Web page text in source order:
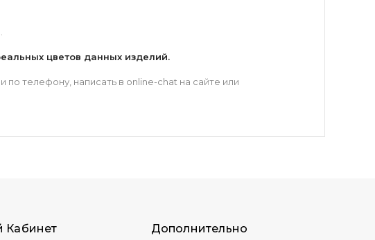
цветов данных изделий.
телефону, написать в online-chat на сайте или
Кабинет Дополнительно